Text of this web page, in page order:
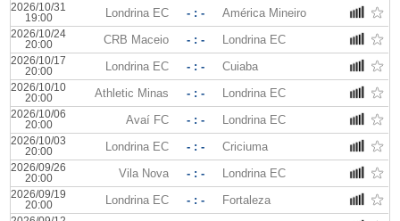
2026/10/31
19:00
Londrina EC - : - América Mineiro
2026/10/24
20:00
CRB Maceio - : - Londrina EC
2026/10/17
20:00
Londrina EC - : - Cuiaba
2026/10/10
20:00
Athletic Minas - : - Londrina EC
2026/10/06
20:00
Avaí FC - : - Londrina EC
2026/10/03
20:00
Londrina EC - : - Criciuma
2026/09/26
20:00
Vila Nova - : - Londrina EC
2026/09/19
20:00
Londrina EC - : - Fortaleza